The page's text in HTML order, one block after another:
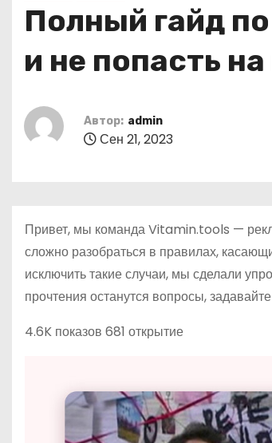
Полный гайд
и не попасть
Автор: admin
Сен 21, 2023
Привет, мы команда Vitamin.tools —
сложно разобраться в правилах,
исключить такие случаи, мы сделали
прочтения останутся вопросы,
4.6K показов 681 открытие